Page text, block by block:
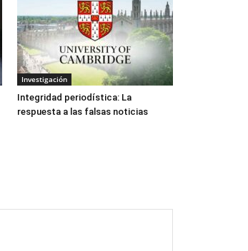
Investigación
Integridad periodística: La
respuesta a las falsas noticias